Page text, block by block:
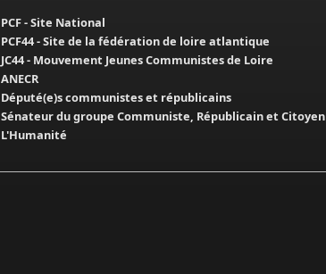
PCF - Site National
PCF44 - Site de la fédération de loire atlantique
JC44 - Mouvement Jeunes Communistes de Loire
ANECR
Député(e)s communistes et républicains
Sénateur du groupe Communiste, Républicain et Citoyen
L'Humanité